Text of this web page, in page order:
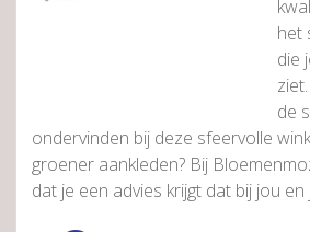
het
die
de
ondervinden bij deze sfeervolle
groener aankleden? Bij
dat je een advies krijgt dat bij jou